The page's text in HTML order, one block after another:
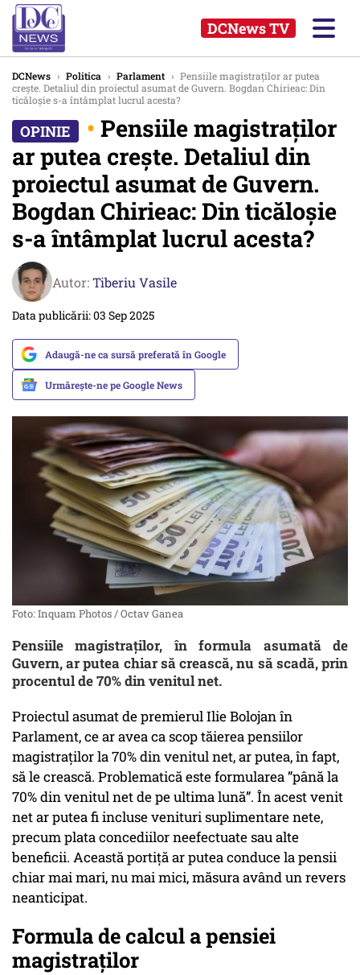
DCNews TV
DCNews › Politica › Parlament › Pensiile magistraților ar putea
crește. Detaliul din proiectul asumat de Guvern. Bogdan Chirieac: Din
ticăloșie s-a întâmplat lucrul acesta?
• Pensiile magistraților
ar putea crește. Detaliul din
proiectul asumat de Guvern.
Bogdan Chirieac: Din ticăloșie
s-a întâmplat lucrul acesta?
Autor:Tiberiu Vasile
Data publicării: 03 Sep 2025
Adaugă-ne ca sursă preferată în Google
Urmărește-ne pe Google News
Foto: Inquam Photos / Octav Ganea
Pensiile magistraților, în formula asumată de
Guvern, ar putea chiar să crească, nu să scadă, prin
procentul de 70% din venitul net.
Proiectul asumat de premierul Ilie Bolojan în
Parlament, ce ar avea ca scop tăierea pensiilor
magistraților la 70% din venitul net, ar putea, în fapt,
să le crească. Problematică este formularea ”până la
70% din venitul net de pe ultima lună”. În acest venit
net ar putea fi incluse venituri suplimentare nete,
precum plata concediilor neefectuate sau alte
beneficii. Această portiță ar putea conduce la pensii
chiar mai mari, nu mai mici, măsura având un revers
neanticipat.
Formula de calcul a pensiei
magistraților